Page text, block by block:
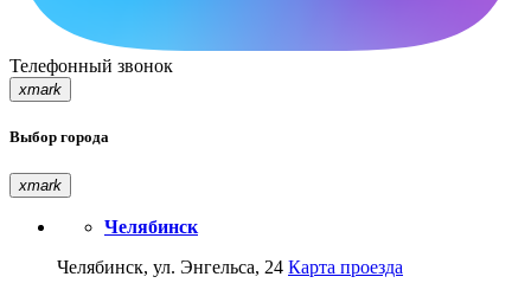
Телефонный звонок
xmark
Выбор города
xmark
Челябинск
Челябинск, ул. Энгельса, 24 Карта проезда